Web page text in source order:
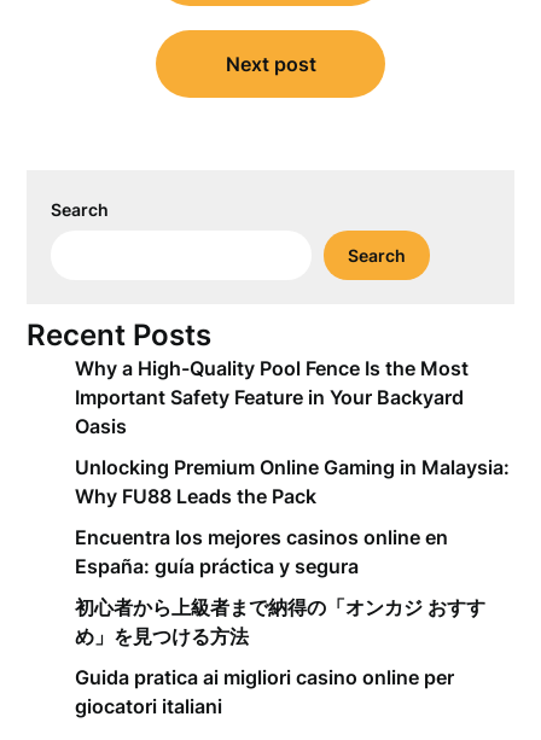
Next post
Search
Search
Recent Posts
Why a High-Quality Pool Fence Is the Most
Important Safety Feature in Your Backyard
Oasis
Unlocking Premium Online Gaming in Malaysia:
Why FU88 Leads the Pack
Encuentra los mejores casinos online en
España: guía práctica y segura
初心者から上級者まで納得の「オンカジ おすす
め」を見つける方法
Guida pratica ai migliori casino online per
giocatori italiani